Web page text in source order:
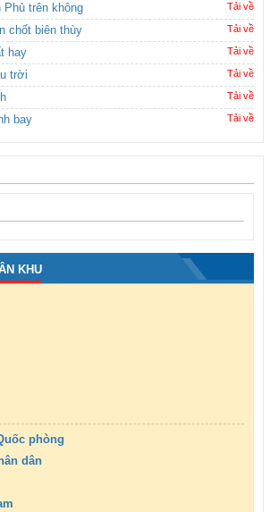
Phủ trên không Tải về
chốt biên thùy Tải về
hay Tải về
trời Tải về
Tải về
bay Tải về
KHU
phòng
dân